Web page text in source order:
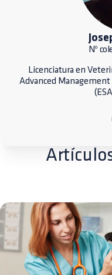
Nº
Licenciatura en
Advanced